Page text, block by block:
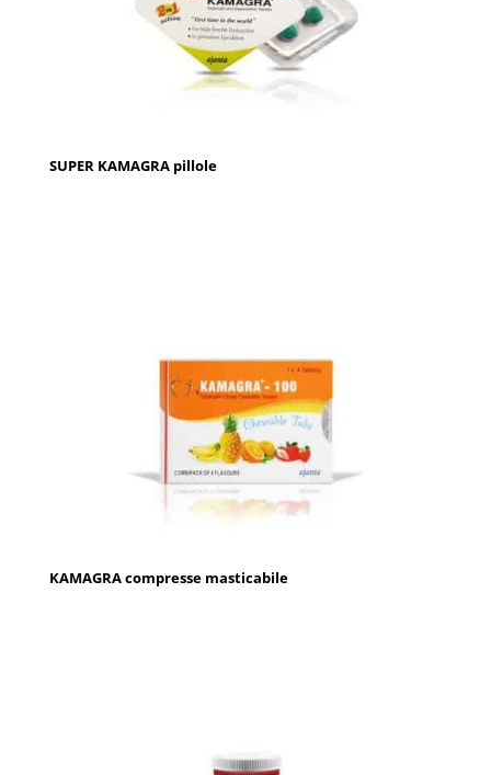
SUPER KAMAGRA pillole
KAMAGRA compresse masticabile